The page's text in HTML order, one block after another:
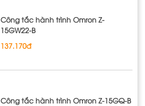
Công tắc hành trình Omron Z‐
15GW22‐B
137.170đ
Công tắc hành trình Omron Z‐15GQ‐B